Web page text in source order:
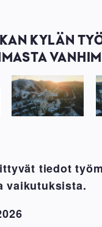
KYLÄN
työmaa
11/2025.
Mikko
tiedot
vaikutuksista.